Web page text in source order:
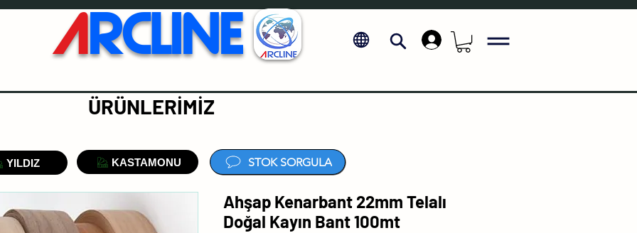
ARCLINE .
Ahşap Kenarbant 22mm Telalı
Doğal Kayın Bant 100mt
YILDIZ KASTAMONU
ÜRÜNLERİMİZ
STOK SORGULA